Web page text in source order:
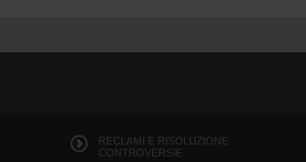
RECLAMI E RISOLUZIONE
CONTROVERSIE